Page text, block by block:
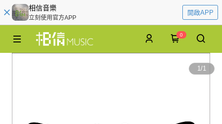
相信音樂
立刻使用官方APP
開啟APP
0
1/1